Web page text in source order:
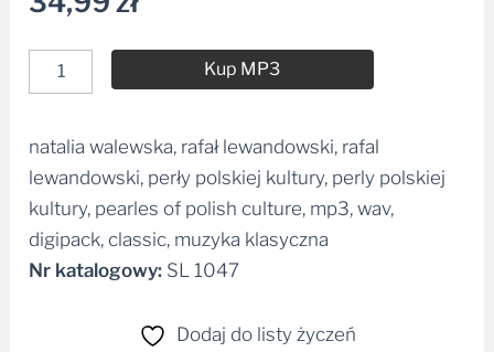
Kup MP3
Alternative:
natalia walewska, rafał lewandowski, rafal
lewandowski, perły polskiej kultury, perly polskiej
kultury, pearles of polish culture, mp3, wav,
digipack, classic, muzyka klasyczna
Nr katalogowy: SL 1047
Dodaj do listy życzeń